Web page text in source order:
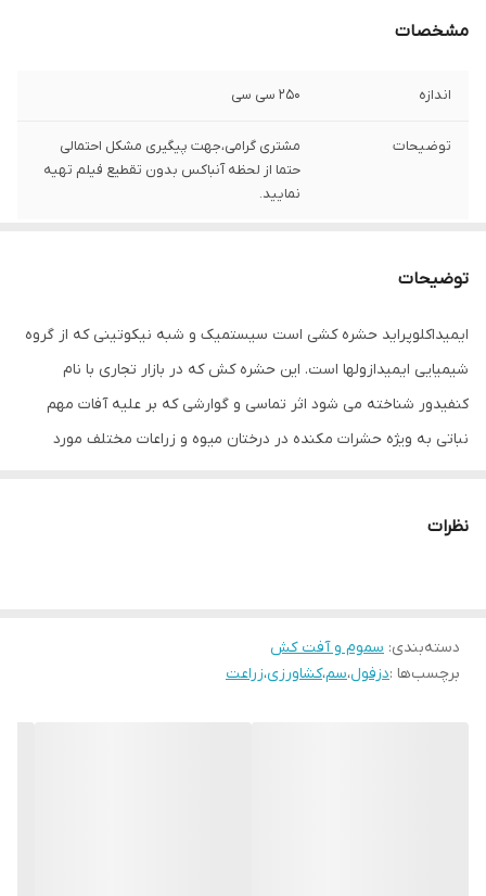
مشخصات
اندازه 250 سی سی
توضیحات
مشتری گرامی،جهت پیگیری مشکل احتمالی
حتما از لحظه آنباکس بدون تقطیع فیلم تهیه
نمایید.
توضیحات
ایمیداکلوپراید حشره کشی است سیستمیک و شبه نیکوتینی که از گروه
شیمیایی ایمیدازولها است. این حشره کش که در بازار تجاری با نام
کنفیدور شناخته می شود اثر تماسی و گوارشی که بر علیه آفات مهم
نباتی به ویژه حشرات مکنده در درختان میوه و زراعات مختلف مورد
گیاه به جریان بیافند. خاصیت سیستمیک ایمیداکلوپراید باعث میشود
که اثر آن با بارندگی و شسته شدن از بین نرود.
نظرات
دسته‌بندی: سموم و آفت کش
برچسب‌ها :دزفول،سم،کشاورزی،زراعت